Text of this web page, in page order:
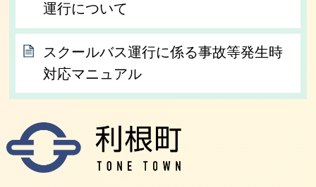
運行について
スクールバス運行に係る事故等発生時
対応マニュアル